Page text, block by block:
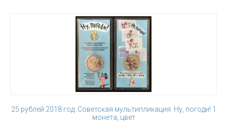
25 рублей 2018 год. Советская мультипликация. Ну, погоди! 1
монета, цвет